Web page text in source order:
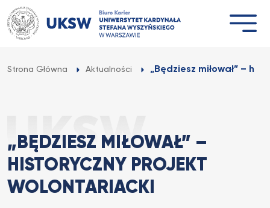
Przejdź
do
treści
Strona Główna Aktualności „Będziesz miłował” –
„BĘDZIESZ MIŁOWAŁ” –
HISTORYCZNY PROJEKT
WOLONTARIACKI